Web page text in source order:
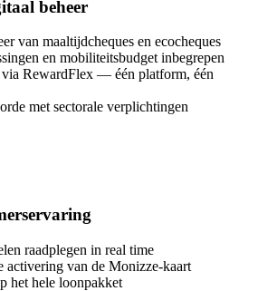
beheer
van maaltijdcheques en ecocheques
en mobiliteitsbudget inbegrepen
RewardFlex — één platform, één
met sectorale verplichtingen
raadplegen in real time
activering van de Monizze-kaart
het hele loonpakket